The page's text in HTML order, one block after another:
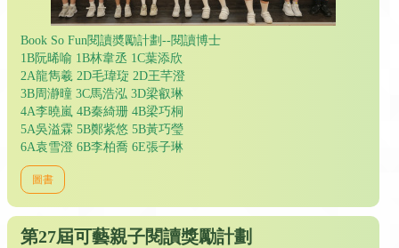
Book So Fun閱讀奬勵計劃--閱讀博士
1B阮晞喻 1B林韋丞 1C葉添欣
2A龍雋羲 2D毛瑋琁 2D王芊澄
3B周瀞曈 3C馬浩泓 3D梁叡琳
4A李曉嵐 4B秦綺珊 4B梁巧桐
5A吳溢霖 5B鄭紫悠 5B黃巧瑩
6A袁雪澄 6B李柏喬 6E張子琳
圖書
第27屆可藝親子閱讀獎勵計劃